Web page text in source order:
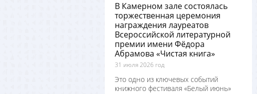
В Камерном зале состоялась
торжественная церемония
награждения лауреатов
Всероссийской литературной
премии имени Фёдора
Абрамова «Чистая книга»
31 июля 2026 год
Это одно из ключевых событий
книжного фестиваля «Белый июнь»